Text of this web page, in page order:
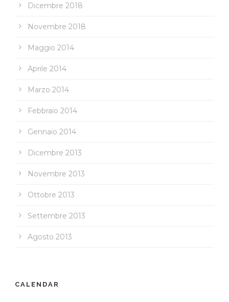
Dicembre 2018
Novembre 2018
Maggio 2014
Aprile 2014
Marzo 2014
Febbraio 2014
Gennaio 2014
Dicembre 2013
Novembre 2013
Ottobre 2013
Settembre 2013
Agosto 2013
CALENDAR